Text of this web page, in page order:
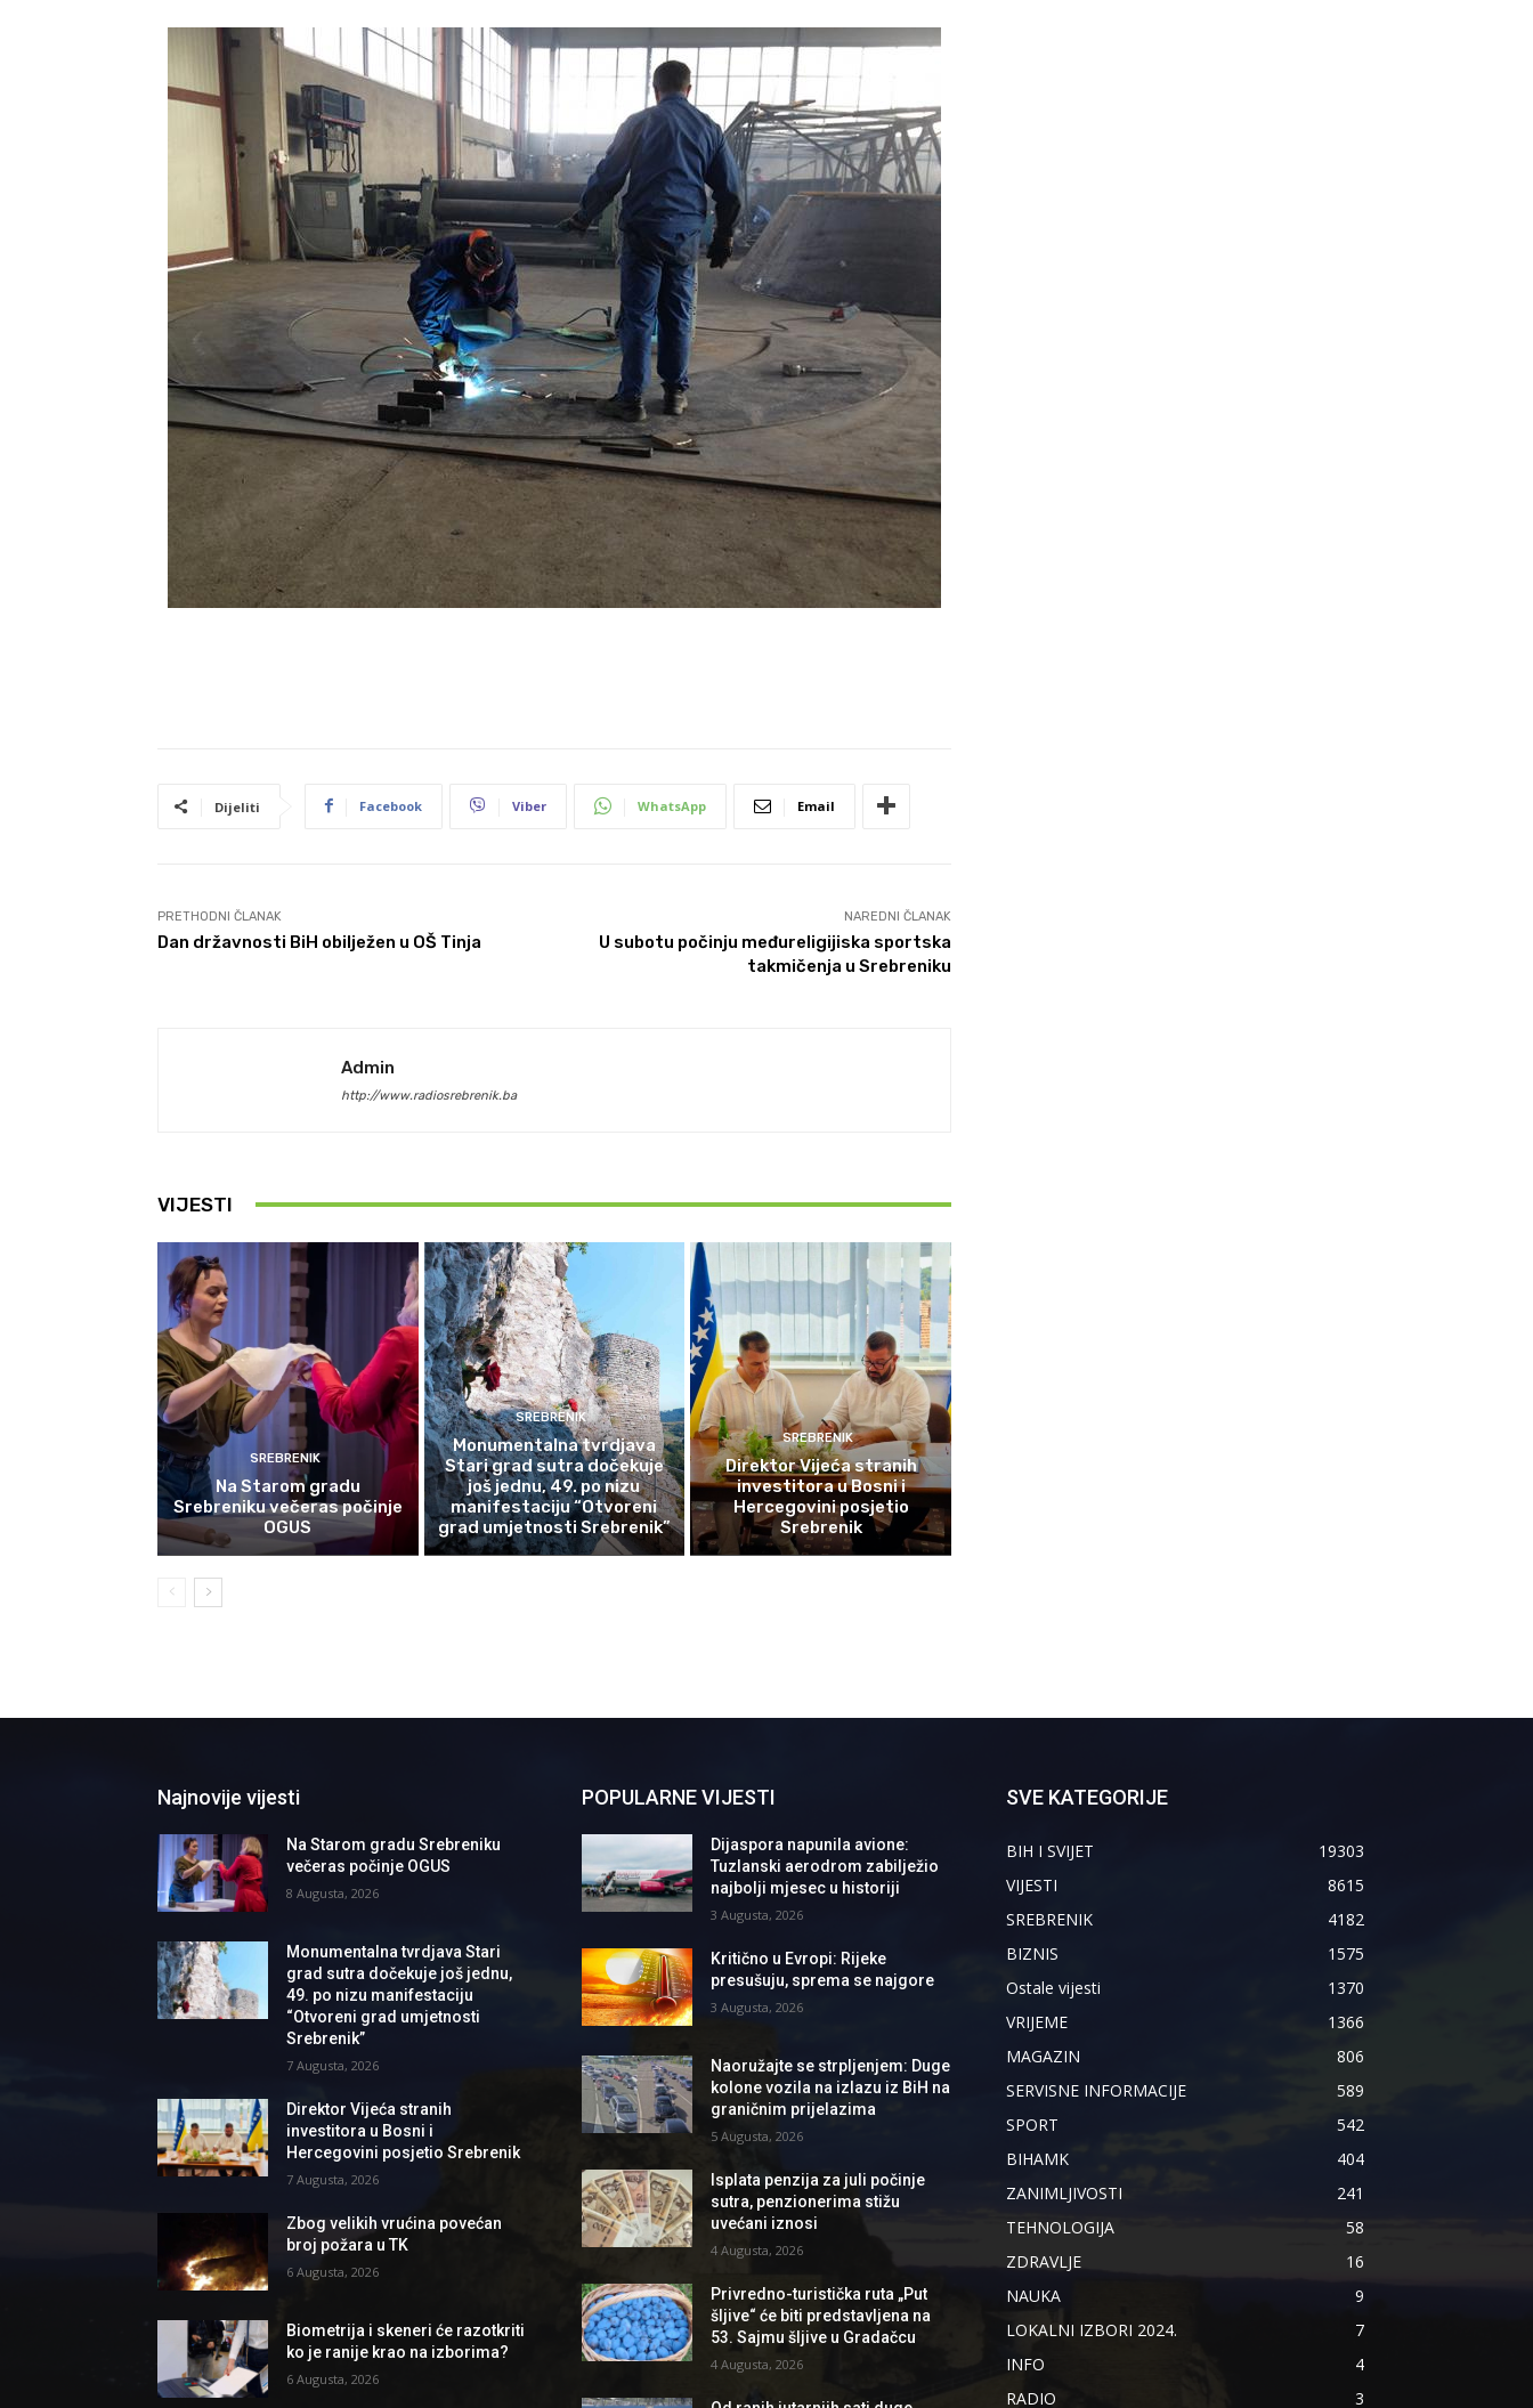
Dijeliti Facebook Viber WhatsApp Email
PRETHODNI ČLANAK
Dan državnosti BiH obilježen u OŠ Tinja
NAREDNI ČLANAK
U subotu počinju međureligijiska sportska
takmičenja u Srebreniku
Admin
http://www.radiosrebrenik.ba
VIJESTI
SREBRENIK
Na Starom gradu
Srebreniku večeras počinje
OGUS
SREBRENIK
Monumentalna tvrdjava
Stari grad sutra dočekuje
još jednu, 49. po nizu
manifestaciju “Otvoreni
grad umjetnosti Srebrenik”
SREBRENIK
Direktor Vijeća stranih
investitora u Bosni i
Hercegovini posjetio
Srebrenik
Najnovije vijesti
Na Starom gradu Srebreniku
večeras počinje OGUS
8 Augusta, 2026
Monumentalna tvrdjava Stari
grad sutra dočekuje još jednu,
49. po nizu manifestaciju
“Otvoreni grad umjetnosti
Srebrenik”
7 Augusta, 2026
Direktor Vijeća stranih
investitora u Bosni i
Hercegovini posjetio Srebrenik
7 Augusta, 2026
Zbog velikih vrućina povećan
broj požara u TK
6 Augusta, 2026
Biometrija i skeneri će razotkriti
ko je ranije krao na izborima?
6 Augusta, 2026
POPULARNE VIJESTI
Dijaspora napunila avione:
Tuzlanski aerodrom zabilježio
najbolji mjesec u historiji
3 Augusta, 2026
Kritično u Evropi: Rijeke
presušuju, sprema se najgore
3 Augusta, 2026
Naoružajte se strpljenjem: Duge
kolone vozila na izlazu iz BiH na
graničnim prijelazima
5 Augusta, 2026
Isplata penzija za juli počinje
sutra, penzionerima stižu
uvećani iznosi
4 Augusta, 2026
Privredno-turistička ruta „Put
šljive“ će biti predstavljena na
53. Sajmu šljive u Gradačcu
4 Augusta, 2026
SVE KATEGORIJE
BIH I SVIJET
19303
VIJESTI
8615
SREBRENIK
4182
BIZNIS
1575
Ostale vijesti
1370
VRIJEME
1366
MAGAZIN
806
SERVISNE INFORMACIJE
589
SPORT
542
BIHAMK
404
ZANIMLJIVOSTI
241
TEHNOLOGIJA
58
ZDRAVLJE
16
NAUKA
9
LOKALNI IZBORI 2024.
7
INFO
4
RADIO
3